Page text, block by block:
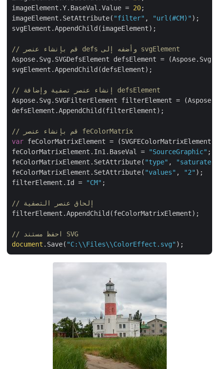
imageElement.Y.BaseVal.Value = 20
imageElement.SetAttribute("filter" , "url(#CM)" );
svgElement.AppendChild(imageElement);
// قم بإنشاء عنصر defs وأضفه إلى svgElement
Aspose.Svg.SVGDefsElement defsElement =
svgElement.AppendChild(defsElement);
// إنشاء عنصر تصفية وإضافة defsElement
Aspose.Svg.SVGFilterElement filterElement =
defsElement.AppendChild(filterElement);
// قم بإنشاء عنصر feColorMatrix
var feColorMatrixElement =
feColorMatrixElement.In1.BaseVal = "SourceGraphic"
feColorMatrixElement.SetAttribute("type" ,
feColorMatrixElement.SetAttribute("values" , "2" );
filterElement.Id = "CM"
// إلحاق عنصر التصفية
filterElement.AppendChild(feColorMatrixElement);
// احفظ مستند SVG
document.Save("C:\\Files\\ColorEffect.svg"